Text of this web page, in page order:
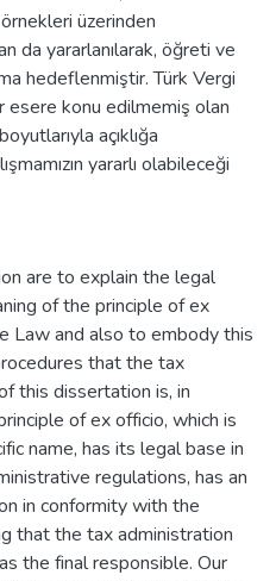
üzerinden
da yararlanılarak, öğreti ve
hedeflenmiştir. Türk Vergi
esere konu edilmemiş olan
açıklığa
yararlı olabileceği
are to explain the legal
of the principle of ex
Law and also to embody this
that the tax
this dissertation is, in
of ex officio, which is
name, has its legal base in
regulations, has an
in conformity with the
that the tax administration
the final responsible. Our